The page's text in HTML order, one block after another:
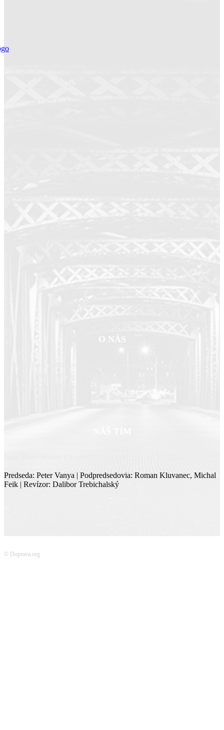
O NÁS
Predseda: Peter Vanya | Podpredsedovia: Roman Kluvanec, Michal
Feik | Revízor: Dalibor Trebichalský
© Doprava.org